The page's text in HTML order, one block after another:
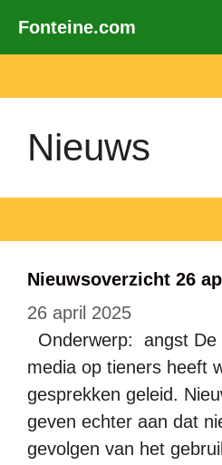
naar
inhoud
Fonteine.com
Nieuws
Nieuwsoverzicht 26
26 april 2025
Onderwerp: angst De
media op tieners heeft
gesprekken geleid.
geven echter aan dat
gevolgen van het